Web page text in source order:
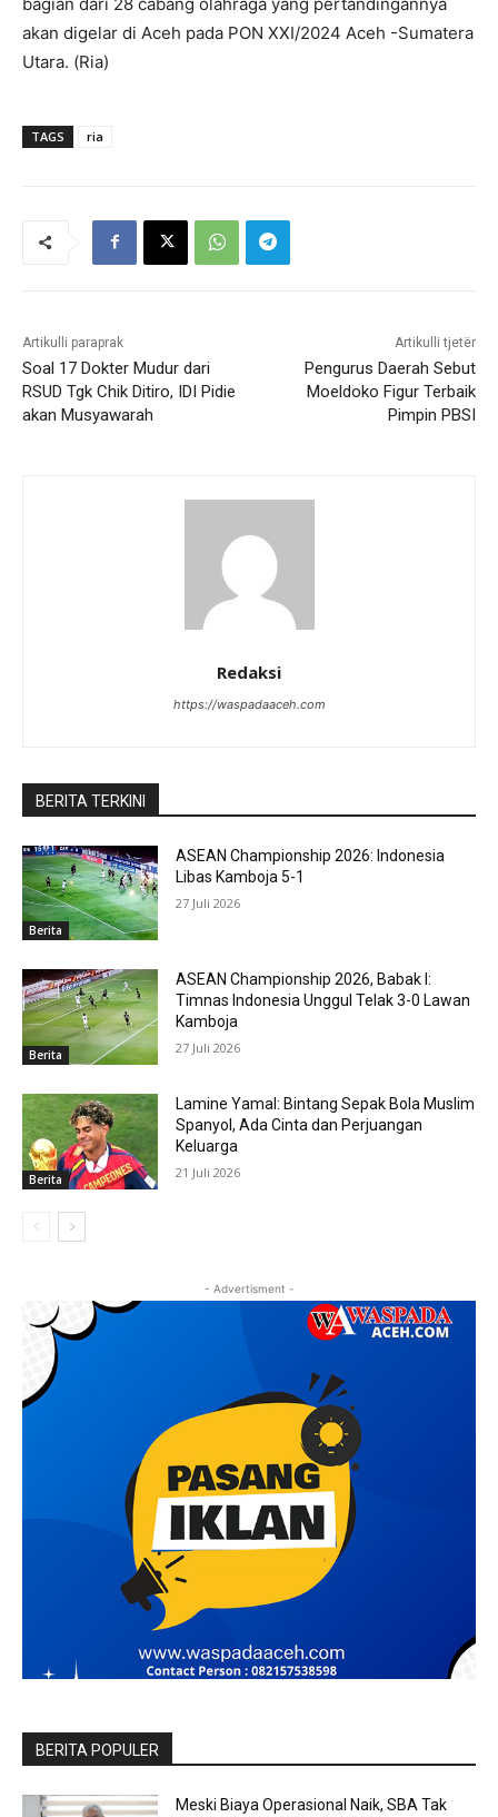
akan digelar di Aceh pada PON XXI/2024 Aceh -Sumatera
Utara. (Ria)
TAGS ria
Artikulli paraprak
Soal 17 Dokter Mudur dari
RSUD Tgk Chik Ditiro, IDI Pidie
akan Musyawarah
Artikulli tjetër
Pengurus Daerah Sebut
Moeldoko Figur Terbaik
Pimpin PBSI
Redaksi
https://waspadaaceh.com
BERITA TERKINI
Berita
ASEAN Championship 2026: Indonesia
Libas Kamboja 5-1
27 Juli 2026
Berita
ASEAN Championship 2026, Babak I:
Timnas Indonesia Unggul Telak 3-0 Lawan
Kamboja
27 Juli 2026
Berita
Lamine Yamal: Bintang Sepak Bola Muslim
Spanyol, Ada Cinta dan Perjuangan
Keluarga
21 Juli 2026
- Advertisment -
BERITA POPULER
Meski Biaya Operasional Naik, SBA Tak